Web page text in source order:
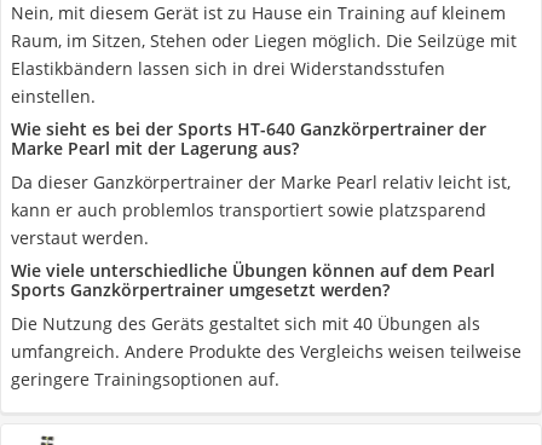
Nein, mit diesem Gerät ist zu Hause ein Training auf kleinem
Raum, im Sitzen, Stehen oder Liegen möglich. Die Seilzüge mit
Elastikbändern lassen sich in drei Widerstandsstufen
einstellen.
Wie sieht es bei der Sports HT-640 Ganzkörpertrainer der
Marke Pearl mit der Lagerung aus?
Da dieser Ganzkörpertrainer der Marke Pearl relativ leicht ist,
kann er auch problemlos transportiert sowie platzsparend
verstaut werden.
Wie viele unterschiedliche Übungen können auf dem Pearl
Sports Ganzkörpertrainer umgesetzt werden?
Die Nutzung des Geräts gestaltet sich mit 40 Übungen als
umfangreich. Andere Produkte des Vergleichs weisen teilweise
geringere Trainingsoptionen auf.